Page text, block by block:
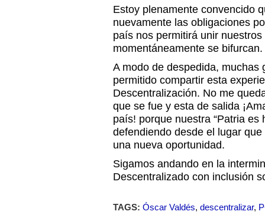
Estoy plenamente convencido
nuevamente las obligaciones
país nos permitirá unir
momentáneamente se bifurcan.
A modo de despedida, muchas
permitido compartir esta
Descentralización. No me
que se fue y esta de salida
país! porque nuestra “Patria es
defendiendo desde el lugar
una nueva oportunidad.
Sigamos andando en la
Descentralizado con inclusión
TAGS: Óscar Valdés, descentralizar,